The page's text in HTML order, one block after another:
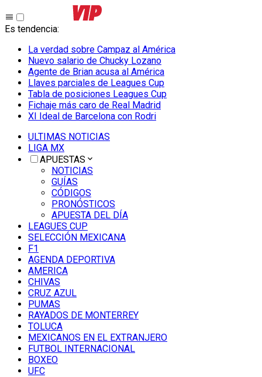
Es tendencia:
La verdad sobre Campaz al América
Nuevo salario de Chucky Lozano
Agente de Brian acusa al América
Llaves parciales de Leagues Cup
Tabla de posiciones Leagues Cup
Fichaje más caro de Real Madrid
XI Ideal de Barcelona con Rodri
ULTIMAS NOTICIAS
LIGA MX
APUESTAS
NOTICIAS
GUÍAS
CÓDIGOS
PRONÓSTICOS
APUESTA DEL DÍA
LEAGUES CUP
SELECCIÓN MEXICANA
F1
AGENDA DEPORTIVA
AMERICA
CHIVAS
CRUZ AZUL
PUMAS
RAYADOS DE MONTERREY
TOLUCA
MEXICANOS EN EL EXTRANJERO
FUTBOL INTERNACIONAL
BOXEO
UFC